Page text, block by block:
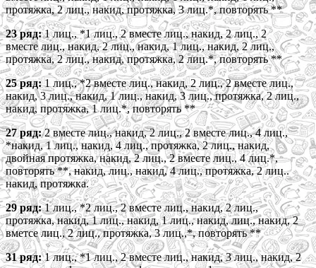
протяжка, 2 лиц., накид, протяжка, 3 лиц.*, повторять **
23 ряд:1 лиц., *1 лиц., 2 вместе лиц., накид, 2 лиц., 2
вместе лиц., накид, 2 лиц., накид, 1 лиц., накид, 2 лиц.,
протяжка, 2 лиц., накид, протяжка, 2 лиц.*, повторять **
25 ряд:1 лиц., *2 вместе лиц., накид, 2 лиц., 2 вместе лиц.,
накид, 3 лиц., накид, 1 лиц., накид, 3 лиц., протяжка, 2 лиц.,
накид, протяжка, 1 лиц.*, повторять **
27 ряд:2 вместе лиц., накид, 2 лиц., 2 вместе лиц., 4 лиц.,
*накид, 1 лиц., накид, 4 лиц., протяжка, 2 лиц., накид,
двойная протяжка, накид, 2 лиц., 2 вместе лиц., 4 лиц.*,
повторять **, накид, лиц., накид, 4 лиц., протяжка, 2 лиц..
накид, протяжка.
29 ряд:1 лиц., *2 лиц., 2 вместе лиц., накид, 2 лиц.,
протяжка, накид, 1 лиц., накид, 1 лиц., накид, лиц., накид, 2
вметсе лиц., 2 лиц., протяжка, 3 лиц.,*, повторять **
31 ряд:1 лиц., *1 лиц., 2 вместе лиц., накид, 3 лиц., накид, 2